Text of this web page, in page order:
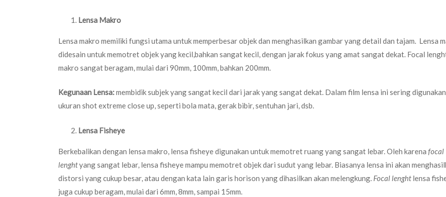
Lensa Makro
Lensa makro memiliki fungsi utama untuk memperbesar objek dan menghasilkan gambar yang detail dan tajam. Lensa
didesain untuk memotret objek yang kecil,bahkan sangat kecil, dengan jarak fokus yang amat sangat dekat. Focal
makro sangat beragam, mulai dari 90mm, 100mm, bahkan 200mm.
Kegunaan Lensa:membidik subjek yang sangat kecil dari jarak yang sangat dekat. Dalam film lensa ini sering
ukuran shot extreme close up, seperti bola mata, gerak bibir, sentuhan jari, dsb.
Lensa Fisheye
Berkebalikan dengan lensa makro, lensa fisheye digunakan untuk memotret ruang yang sangat lebar. Oleh karena focal
lenghtyang sangat lebar, lensa fisheye mampu memotret objek dari sudut yang lebar. Biasanya lensa ini akan
distorsi yang cukup besar, atau dengan kata lain garis horison yang dihasilkan akan melengkung. Focal lenght lensa
juga cukup beragam, mulai dari 6mm, 8mm, sampai 15mm.